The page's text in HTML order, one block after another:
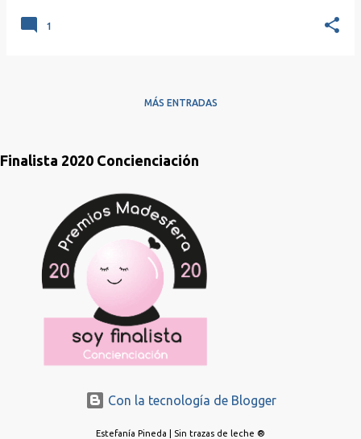
1
MÁS ENTRADAS
Finalista 2020 Concienciación
Con la tecnología de Blogger
Estefanía Pineda | Sin trazas de leche ®